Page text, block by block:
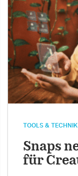
TOOLS & TECHNIK
Snaps
für